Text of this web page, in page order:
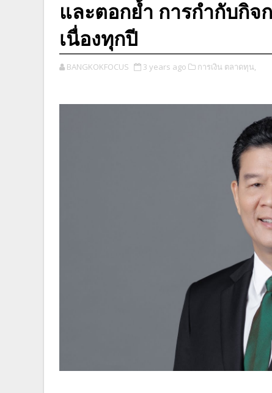
และตอกย้ำ การกำกับกิจ
เนื่องทุกปี
BANGKOKFOCUS 3 years ago การเงิน ตลาดทุน,